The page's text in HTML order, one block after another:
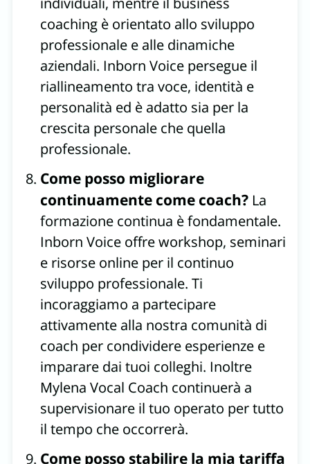
coaching è orientato allo sviluppo
professionale e alle dinamiche
aziendali. Inborn Voice persegue il
riallineamento tra voce, identità e
personalità ed è adatto sia per la
crescita personale che quella
professionale.
Come posso migliorare
continuamente come coach? La
formazione continua è fondamentale.
Inborn Voice offre workshop, seminari
e risorse online per il continuo
sviluppo professionale. Ti
incoraggiamo a partecipare
attivamente alla nostra comunità di
coach per condividere esperienze e
imparare dai tuoi colleghi. Inoltre
Mylena Vocal Coach continuerà a
supervisionare il tuo operato per tutto
il tempo che occorrerà.
Come posso stabilire la mia tariffa